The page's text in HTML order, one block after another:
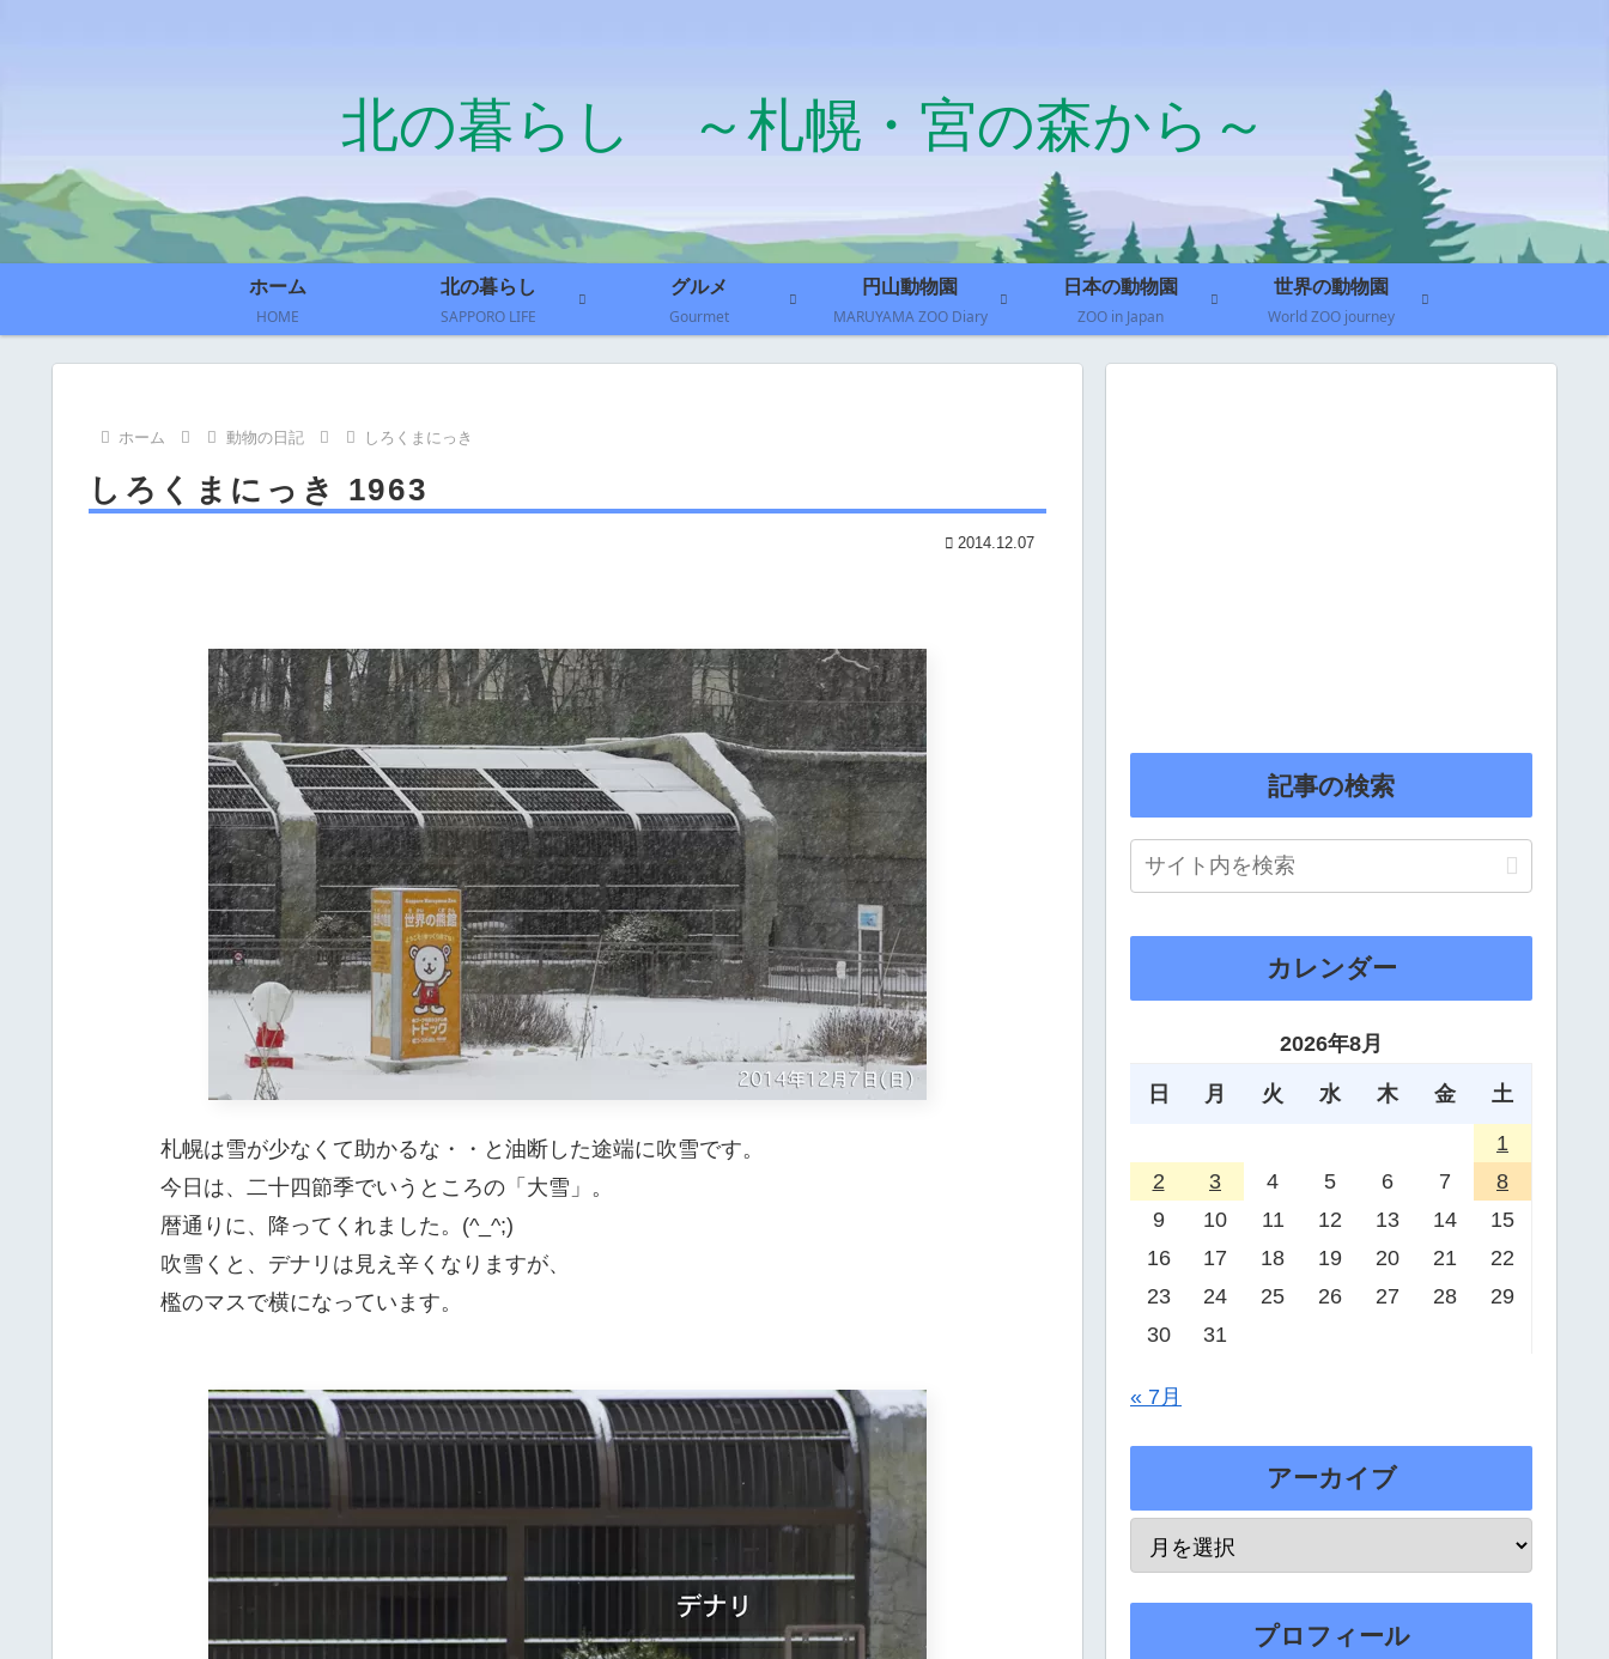
北の暮らし ～札幌・宮の森から～
ホーム
HOME
北の暮らし
SAPPORO LIFE
グルメ
Gourmet
円山動物園
MARUYAMA ZOO Diary
日本の動物園
ZOO in Japan
世界の動物園
World ZOO journey
ホーム 動物の日記 しろくまにっき
しろくまにっき 1963
2014.12.07
札幌は雪が少なくて助かるな・・と油断した途端に吹雪です。
今日は、二十四節季でいうところの「大雪」。
暦通りに、降ってくれました。(^_^;)
吹雪くと、デナリは見え辛くなりますが、
檻のマスで横になっています。
記事の検索
カレンダー
2026年8月
日 月 火 水 木 金 土
1
2
3 4 5 6 7
8
9
10 11 12 13 14
15
16
17 18 19 20 21
22
23
24 25 26 27 28
29
30
31
« 7月
アーカイブ
プロフィール